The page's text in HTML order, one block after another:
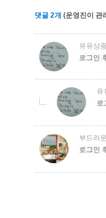
댓글 2개 (운영진이 관